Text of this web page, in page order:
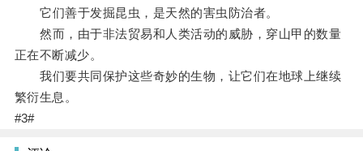
它们善于发掘昆虫，是天然的害虫防治者。
然而，由于非法贸易和人类活动的威胁，穿山甲的数量
正在不断减少。
我们要共同保护这些奇妙的生物，让它们在地球上继续
繁衍生息。
#3#